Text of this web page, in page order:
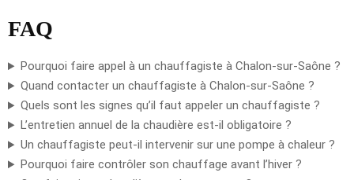
FAQ
Pourquoi faire appel à un chauffagiste à Chalon-sur-Saône ?
Quand contacter un chauffagiste à Chalon-sur-Saône ?
Quels sont les signes qu’il faut appeler un chauffagiste ?
L’entretien annuel de la chaudière est-il obligatoire ?
Un chauffagiste peut-il intervenir sur une pompe à chaleur ?
Pourquoi faire contrôler son chauffage avant l’hiver ?